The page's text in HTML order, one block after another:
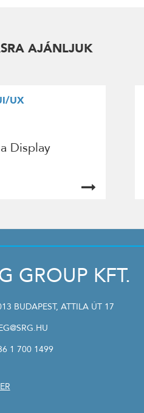
AJÁNLJUK
UX
Display
GROUP KFT.
BUDAPEST, ATTILA ÚT 17
1 700 1499